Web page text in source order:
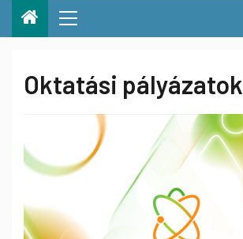
Oktatási pályázatok